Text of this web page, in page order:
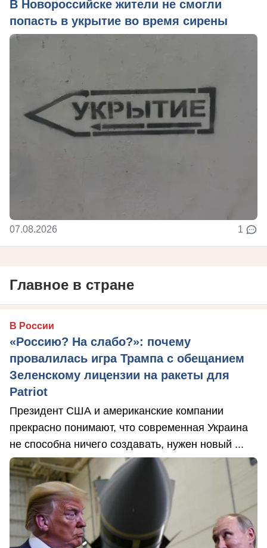
В Новороссийске жители не смогли
попасть в укрытие во время сирены
07.08.2026 1
Главное в стране
В России
«Россию? На слабо?»: почему
провалилась игра Трампа с обещанием
Зеленскому лицензии на ракеты для
Patriot
Президент США и американские компании
прекрасно понимают, что современная Украина
не способна ничего создавать, нужен новый ...